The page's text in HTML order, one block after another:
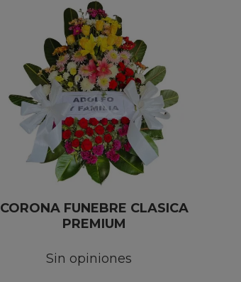
CORONA FUNEBRE CLASICA
PREMIUM
Sin opiniones